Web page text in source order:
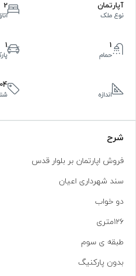
آپارتمان
نوع ملک
2
1
حمام
1
اندازه
شرح
فروش اپارتمان بر بلوار قدس
سند شهرداری اعیان
دو خواب
۱۲۶متری
طبقه ی سوم
بدون پارکنیگ